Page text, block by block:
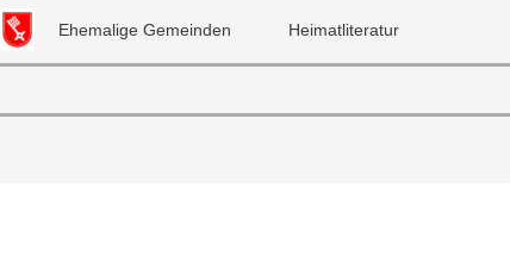
Ehemalige Gemeinden Heimatliteratur